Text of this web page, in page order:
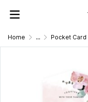
Home ... Pocket Card